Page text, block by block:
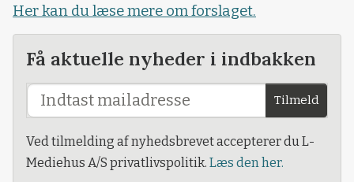
Her kan du læse mere om forslaget.
Få aktuelle nyheder i indbakken
Tilmeld
Ved tilmelding af nyhedsbrevet accepterer du L-
Mediehus A/S privatlivspolitik. Læs den her.